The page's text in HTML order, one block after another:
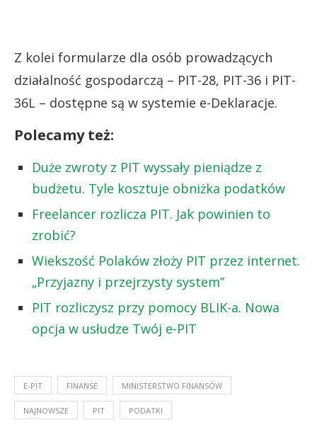
Z kolei formularze dla osób prowadzących
działalność gospodarczą – PIT-28, PIT-36 i PIT-
36L – dostępne są w systemie e-Deklaracje.
Polecamy też:
Duże zwroty z PIT wyssały pieniądze z
budżetu. Tyle kosztuje obniżka podatków
Freelancer rozlicza PIT. Jak powinien to
zrobić?
Wiekszość Polaków złoży PIT przez internet.
„Przyjazny i przejrzysty system”
PIT rozliczysz przy pomocy BLIK-a. Nowa
opcja w usłudze Twój e-PIT
E-PIT FINANSE MINISTERSTWO FINANSÓW
NAJNOWSZE PIT PODATKI